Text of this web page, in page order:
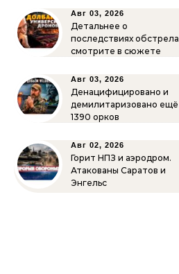
Авг 03, 2026
Детальнее о
последствиях обстрела
смотрите в сюжете
Авг 03, 2026
Денацифицировано и
демилитаризовано ещё
1390 орков
Авг 02, 2026
Горит НПЗ и аэродром.
Атакованы Саратов и
Энгельс